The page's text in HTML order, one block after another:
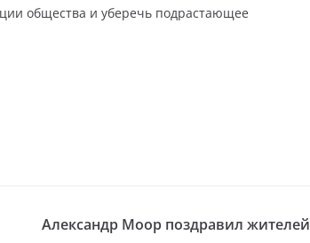
общества и уберечь подрастающее
Александр Моор поздравил жителей